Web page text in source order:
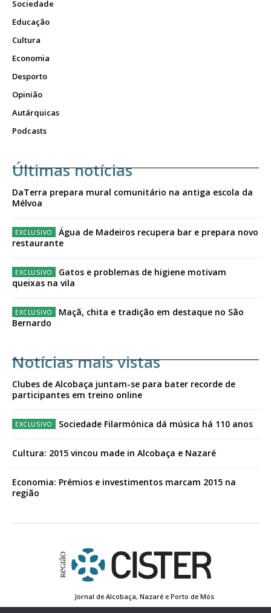
Sociedade
Educação
Cultura
Economia
Desporto
Opinião
Autárquicas
Podcasts
Últimas notícias
DaTerra prepara mural comunitário na antiga escola da
Mélvoa
Água de Madeiros recupera bar e prepara novo
restaurante
Gatos e problemas de higiene motivam
queixas na vila
Maçã, chita e tradição em destaque no São
Bernardo
Notícias mais vistas
Clubes de Alcobaça juntam-se para bater recorde de
participantes em treino online
Sociedade Filarmónica dá música há 110 anos
Cultura: 2015 vincou made in Alcobaça e Nazaré
Economia: Prémios e investimentos marcam 2015 na
região
Jornal de Alcobaça, Nazaré e Porto de Mós